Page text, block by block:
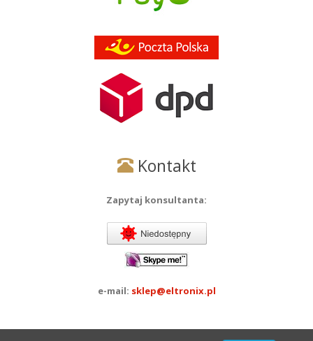
Kontakt
Zapytaj konsultanta:
e-mail: sklep@eltronix.pl